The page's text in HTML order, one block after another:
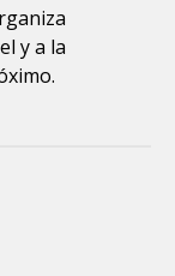
y a la